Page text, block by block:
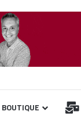
BOUTIQUE